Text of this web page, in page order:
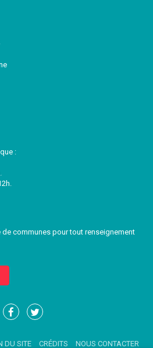
:
communes pour tout renseignement
Lien
Lien
DU SITE CRÉDITS NOUS CONTACTER